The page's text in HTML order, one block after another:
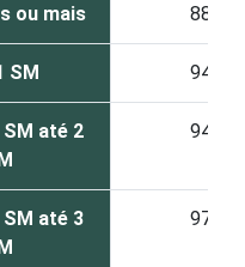
ou mais 88
SM 94
até 2
94
até 3
97